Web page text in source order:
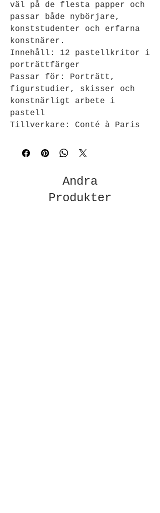
väl på de flesta papper och
passar både nybörjare,
konststudenter och erfarna
konstnärer.
Innehåll: 12 pastellkritor i
porträttfärger
Passar för: Porträtt,
figurstudier, skisser och
konstnärligt arbete i
pastell
Tillverkare: Conté à Paris
Andra
Produkter